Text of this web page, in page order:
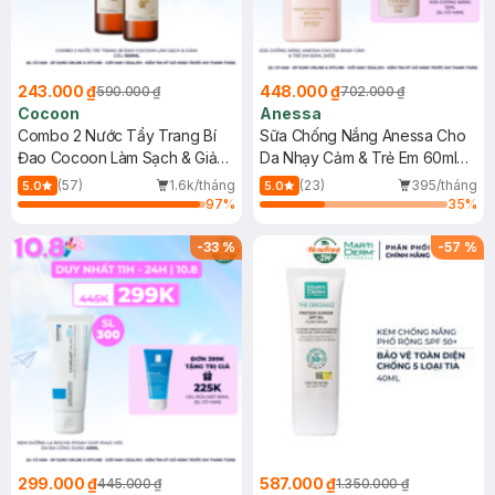
243.000 ₫590.000 ₫
Cocoon
Combo 2 Nước Tẩy Trang Bí
Đao Cocoon Làm Sạch & Giảm
Dầu 500ml
5.0 (57)
1.6k/tháng
97%
448.000 ₫702.000 ₫
Anessa
Sữa Chống Nắng Anessa Cho
Da Nhạy Cảm & Trẻ Em 60ml
(Mới)
5.0 (23)
395/tháng
35%
-33%
299.000 ₫445.000 ₫
-57 %
587.000 ₫1.350.000 ₫